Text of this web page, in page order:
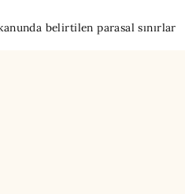
belirtilen parasal sınırlar